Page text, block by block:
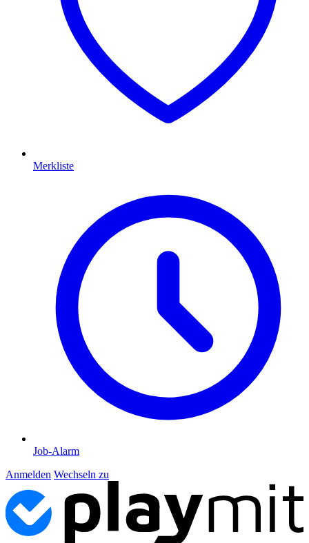
Merkliste
Job-Alarm
Anmelden Wechseln zu